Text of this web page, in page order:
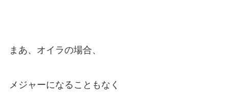
まあ、オイラの場合、
メジャーになることもなく